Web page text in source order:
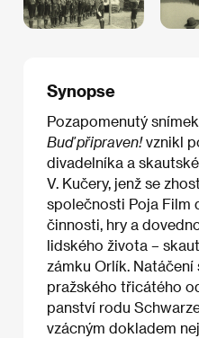
Synopse
Pozapomenutý
Buď připraven!vznikl
divadelníka a
V. Kučery, jenž se
společnosti Poja Film
činnosti, hry a
lidského života –
zámku Orlík.
pražského třicátého
panství rodu
vzácným dokladem